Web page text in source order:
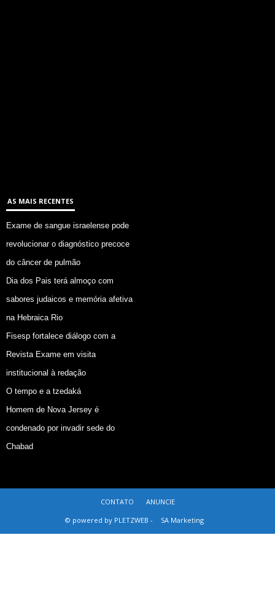
AS MAIS RECENTES
Exame de sangue israelense pode
revolucionar o diagnóstico precoce
do câncer de pulmão
Dia dos Pais terá almoço com
sabores judaicos e memória afetiva
na Hebraica Rio
Fisesp fortalece diálogo com a
Revista Exame em visita
institucional à redação
O tempo e a tzedaká
Homem de Nova Jersey é
condenado por invadir sede do
Chabad
CONTATO
ANUNCIE
© powered by PLETZWEB -
SA Marketing